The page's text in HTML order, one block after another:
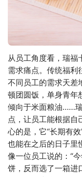
从员工角度看，瑞福
需求痛点。传统福利
不同员工的需求天差
顿团圆饭，单身青年
倾向于米面粮油……
点，让员工能根据自
心的是，它“长期有
也能在之后的日子里
像一位员工说的：“
饼，反而选了一箱进